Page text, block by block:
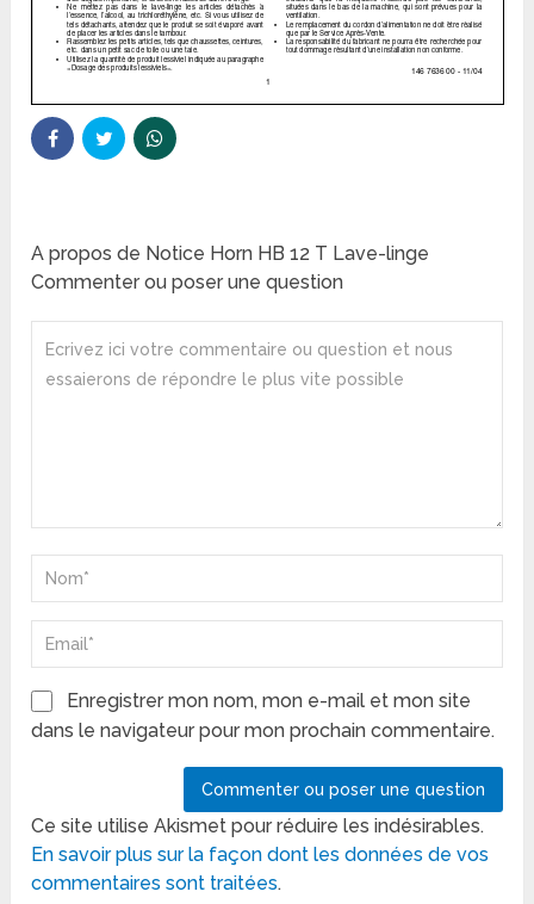
A propos de Notice Horn HB 12 T Lave-linge
Commenter ou poser une question
Enregistrer mon nom, mon e-mail et mon site
dans le navigateur pour mon prochain commentaire.
Ce site utilise Akismet pour réduire les indésirables.
En savoir plus sur la façon dont les données de vos
commentaires sont traitées.